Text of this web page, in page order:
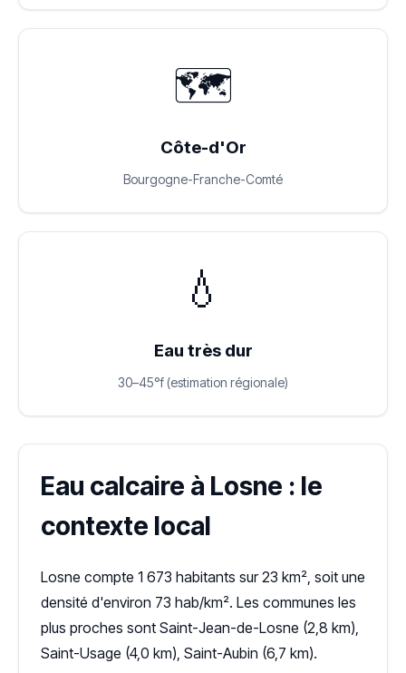
🗺️
Côte-d'Or
Bourgogne-Franche-Comté
💧
Eau très dur
30–45°f (estimation régionale)
Eau calcaire à Losne : le
contexte local
Losne compte 1 673 habitants sur 23 km², soit une
densité d'environ 73 hab/km². Les communes les
plus proches sont Saint-Jean-de-Losne (2,8 km),
Saint-Usage (4,0 km), Saint-Aubin (6,7 km).